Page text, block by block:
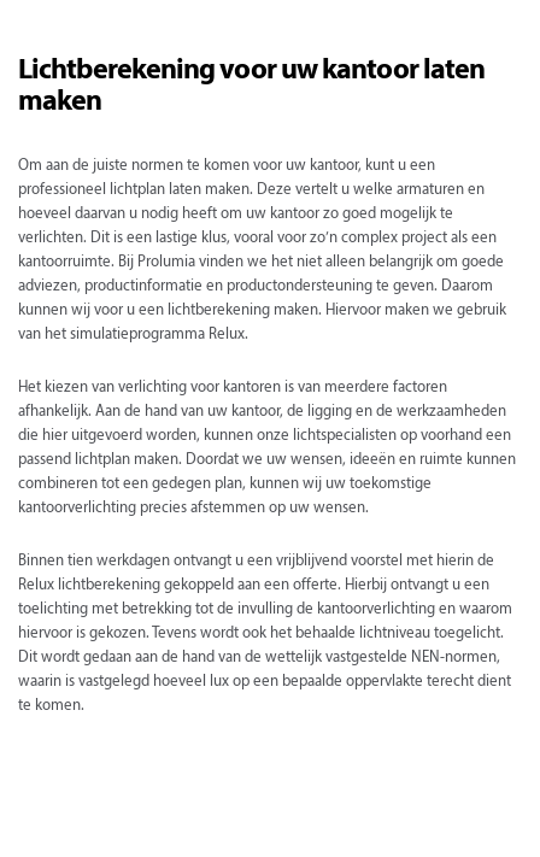
Lichtberekening voor uw kantoor laten
maken
Om aan de juiste normen te komen voor uw kantoor, kunt u een
professioneel lichtplan laten maken. Deze vertelt u welke armaturen en
hoeveel daarvan u nodig heeft om uw kantoor zo goed mogelijk te
verlichten. Dit is een lastige klus, vooral voor zo’n complex project als een
kantoorruimte. Bij Prolumia vinden we het niet alleen belangrijk om goede
adviezen, productinformatie en productondersteuning te geven. Daarom
kunnen wij voor u een lichtberekening maken. Hiervoor maken we gebruik
van het simulatieprogramma Relux.
Het kiezen van verlichting voor kantoren is van meerdere factoren
afhankelijk. Aan de hand van uw kantoor, de ligging en de werkzaamheden
die hier uitgevoerd worden, kunnen onze lichtspecialisten op voorhand een
passend lichtplan maken. Doordat we uw wensen, ideeën en ruimte kunnen
combineren tot een gedegen plan, kunnen wij uw toekomstige
kantoorverlichting precies afstemmen op uw wensen.
Binnen tien werkdagen ontvangt u een vrijblijvend voorstel met hierin de
Relux lichtberekening gekoppeld aan een offerte. Hierbij ontvangt u een
toelichting met betrekking tot de invulling de kantoorverlichting en waarom
hiervoor is gekozen. Tevens wordt ook het behaalde lichtniveau toegelicht.
Dit wordt gedaan aan de hand van de wettelijk vastgestelde NEN-normen,
waarin is vastgelegd hoeveel lux op een bepaalde oppervlakte terecht dient
te komen.